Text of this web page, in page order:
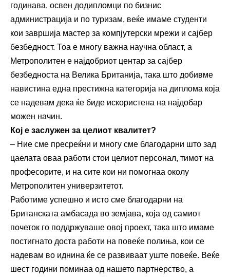
годинава, освен додипломци по бизнис
администрација и по туризам, веќе имаме студенти
кои завршија мастер за компјутерски мрежи и сајбер
безбедност. Тоа е многу важна научна област, а
Метрополитен е најдобриот центар за сајбер
безбедноста на Велика Британија, така што добивме
навистина една престижна категорија на диплома која
се надевам дека ќе биде искористена на најдобар
можен начин.
Кој е заслужен за целиот квалитет?
– Ние сме пресреќни и многу сме благодарни што зад
цаелата оваа работи стои целиот персонал, тимот на
професорите, и на сите кои ни помогнаа околу
Метрополитен универзитетот.
Работиме успешно и исто сме благодарни на
Британската амбасада во земјава, која од самиот
почеток го поддржуваше овој проект, така што имаме
постигнато доста работи на повеќе полиња, кои се
надевам во иднина ќе се развиваат уште повеќе. Веќе
шест години поминаа од нашето партнерство, а